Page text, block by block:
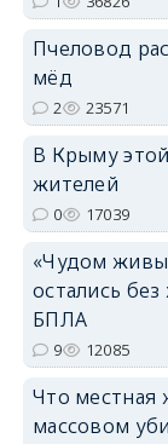
Пчеловод
мёд
2 23571
В Крыму
жителей
0 17039
«Чудом
остались
БПЛА
9 12085
Что местная
массовом